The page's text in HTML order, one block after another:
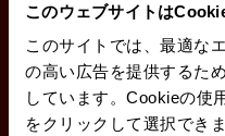
このウェブサイトは
このサイトでは、最適な
の高い広告を提供するた
しています。Cookieの使
をクリックして選択できま